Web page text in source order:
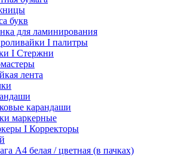
букв
для ламинирования
I палитры
I Стержни
лента
карандаши
маркерные
I Корректоры
А4 белая / цветная (в пачках)